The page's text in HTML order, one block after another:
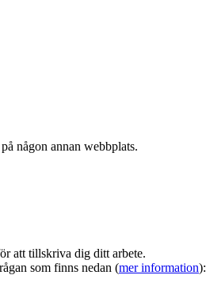
någon annan webbplats.
att tillskriva dig ditt arbete.
som finns nedan (mer information):